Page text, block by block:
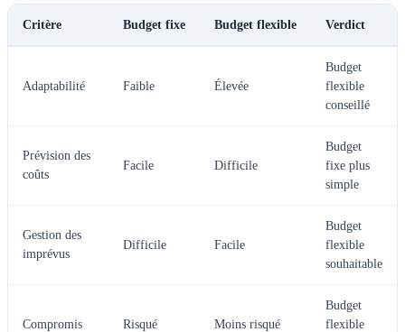
Critère Budget fixe Budget flexible Verdict
Adaptabilité Faible Élevée
Budget
flexible
conseillé
Prévision des
coûts
Facile Difficile
Budget
fixe plus
simple
Gestion des
imprévus
Difficile Facile
Budget
flexible
souhaitable
Compromis Risqué Moins risqué
Budget
flexible